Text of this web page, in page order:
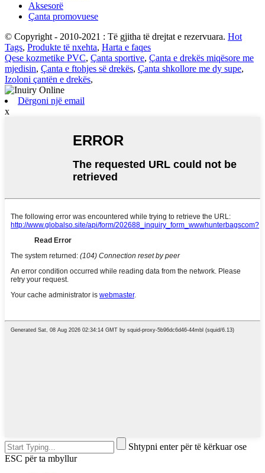
Aksesorë
Çanta promovuese
© Copyright - 2010-2021 : Të gjitha të drejtat e rezervuara. Hot
Tags, Produkte të nxehta, Harta e faqes
Qese kozmetike PVC, Çanta sportive, Çanta e drekës miqësore me
mjedisin, Çanta e ftohjes së drekës, Çanta shkollore me dy supe,
Izoloni çantën e drekës,
Dërgoni një email
x
Shtypni enter për të kërkuar ose
ESC për ta mbyllur